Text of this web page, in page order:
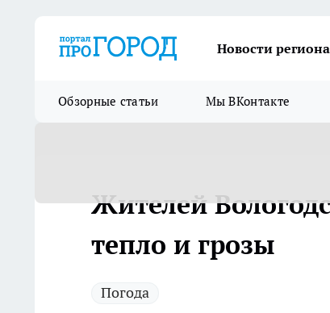
Новости региона
Обзорные статьи Мы ВКонтакте
Жителей
тепло и грозы
Погода